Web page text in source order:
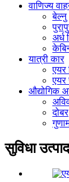
वाणिज्य
बेल्नु
अर्ध
यात्री कार
एयर
एयर
औद्योगिक
दोबर
सुविधा